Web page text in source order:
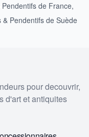
Pendentifs de France,
& Pendentifs de Suède
pour decouvrir,
d'art et antiquites